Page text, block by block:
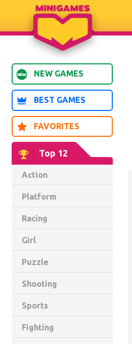
NEW GAMES
BEST GAMES
FAVORITES
Top 12
Action
Platform
Racing
Girl
Puzzle
Shooting
Sports
Fighting